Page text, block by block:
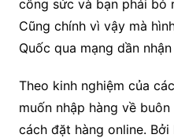
công sức và bạn phải bỏ
Cũng chính vì vậy mà
Quốc qua mạng dần
Theo kinh nghiệm của
muốn nhập hàng về
cách đặt hàng online. Bởi